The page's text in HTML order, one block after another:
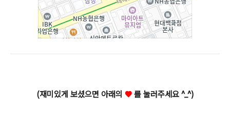
(재미있게 보셨으면 아래의 ♥를 눌러주세요 ^_^)